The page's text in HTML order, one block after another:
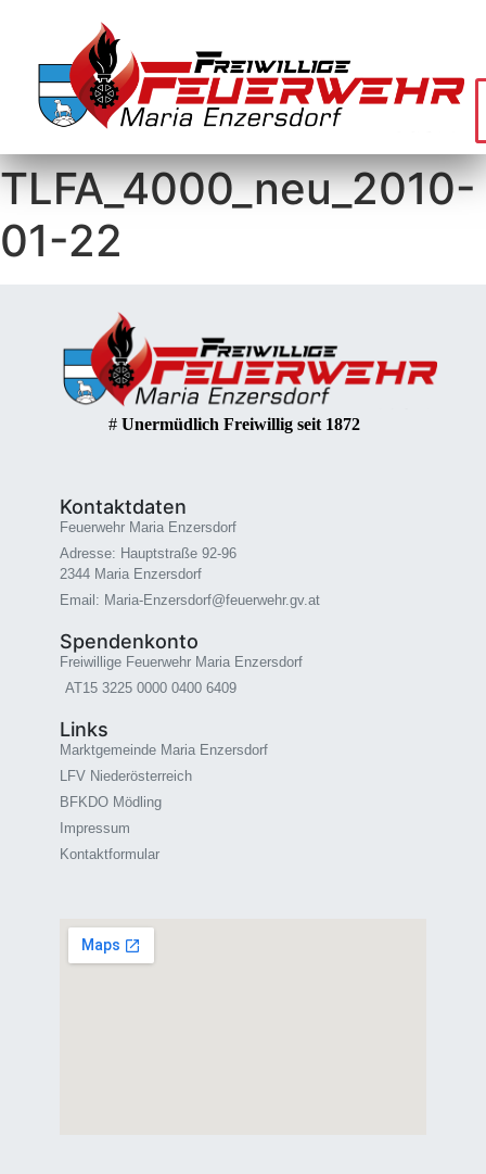
TLFA_4000_neu_2010-
01-22
# Unermüdlich Freiwillig seit 1872
Kontaktdaten
Feuerwehr Maria Enzersdorf
Adresse: Hauptstraße 92-96
2344 Maria Enzersdorf
Email: Maria-Enzersdorf@feuerwehr.gv.at
Spendenkonto
Freiwillige Feuerwehr Maria Enzersdorf
AT15 3225 0000 0400 6409
Links
Marktgemeinde Maria Enzersdorf
LFV Niederösterreich
BFKDO Mödling
Impressum
Kontaktformular